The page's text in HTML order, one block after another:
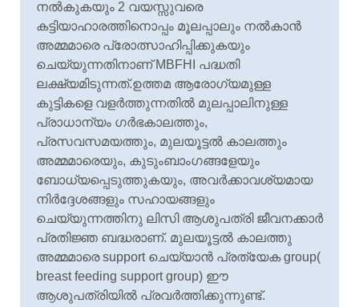
നല്കുകയും 2 വയസ്സുവരെ
കട്ടിയാഹാരത്തിനൊപ്പം മൂലപ്പാലും നല്കാന്
അമ്മമാരെ പ്രോത്സാഹിപ്പിക്കുകയും
ചെയ്യുന്നതിനാണ് MBFHI പദ്ധതി
ലക്ഷ്യമിടുന്നത്.ഉത്തമ ആരോഗ്യമുള്ള
കുട്ടികളെ വളര്ത്തുന്നതില് മുലപ്പാലിനുള്ള
പ്രാധാന്യം ഗര്ഭകാലത്തും,
പ്രസവസമയത്തും, മുലയൂട്ടല് കാലത്തും
അമ്മമാരെയും, കുടുംബാംഗങ്ങളേയും
ബോധ്യപ്പെടുത്തുകയും, അവര്ക്കാവശ്യമായ
നിര്ദ്ദേശങ്ങളും സഹായങ്ങളും
ചെയ്യുന്നത്തിനു ലിസി ആശുപത്രി ജീവനക്കാര്
പ്രതിജ്ഞ ബദ്ധരാണ്. മുലയൂട്ടല് കാലത്തു
അമ്മമാരെ support ചെയ്യാന് പ്രത്യേക group(
breast feeding support group) ഈ
ആശുപത്രിയില് പ്രവര്ത്തിക്കുന്നുണ്ട്.